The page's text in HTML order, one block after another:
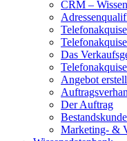
CRM –
Das
Angebot
Der Auftrag
Marketing- &